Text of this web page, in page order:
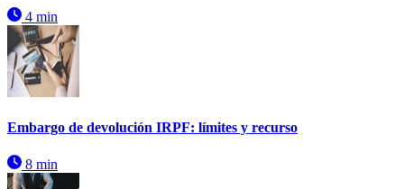
4 min
Embargo de devolución IRPF: límites y recurso
8 min